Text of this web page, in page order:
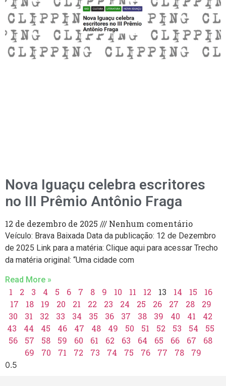
Nova Iguaçu celebra escritores
no III Prêmio Antônio Fraga
12 de dezembro de 2025 Nenhum comentário
Veículo: Brava Baixada Data da publicação: 12 de Dezembro
de 2025 Link para a matéria: Clique aqui para acessar Trecho
da matéria original: “Uma cidade com
Read More »
1 2 3 4 5 6 7 8 9 10 11 12 13 14 15
16
17
18 19 20 21 22 23 24 25 26 27 28
29
30
31 32 33 34 35 36 37 38 39 40 41
42
43
44 45 46 47 48 49 50 51 52 53 54
55
56
57 58 59 60 61 62 63 64 65 66 67
68
69
70 71 72 73 74 75 76 77 78 79